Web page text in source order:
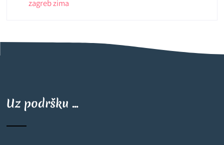
zagrebzima
Uz podršku ...